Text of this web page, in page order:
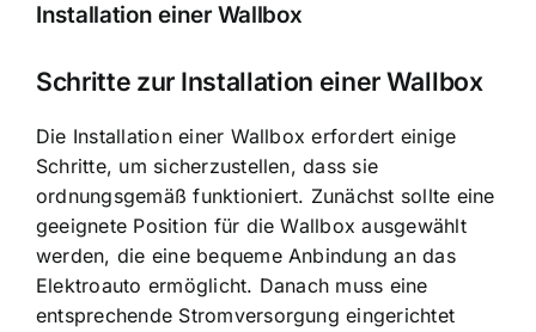
Installation einer Wallbox
Schritte zur Installation einer Wallbox
Die Installation einer Wallbox erfordert einige
Schritte, um sicherzustellen, dass sie
ordnungsgemäß funktioniert. Zunächst sollte eine
geeignete Position für die Wallbox ausgewählt
werden, die eine bequeme Anbindung an das
Elektroauto ermöglicht. Danach muss eine
entsprechende Stromversorgung eingerichtet